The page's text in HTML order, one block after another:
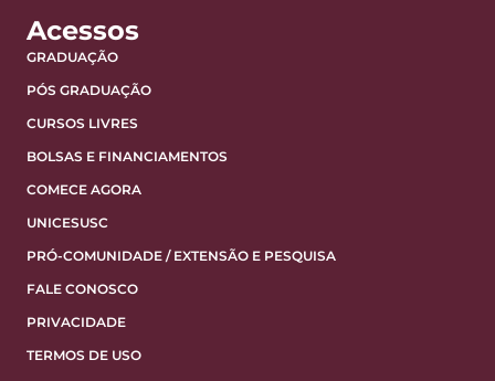
Acessos
GRADUAÇÃO
PÓS GRADUAÇÃO
CURSOS LIVRES
BOLSAS E FINANCIAMENTOS
COMECE AGORA
UNICESUSC
PRÓ-COMUNIDADE / EXTENSÃO E PESQUISA
FALE CONOSCO
PRIVACIDADE
TERMOS DE USO